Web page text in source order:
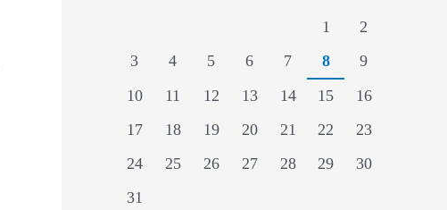
1
2
3
4 5 6 7 8
9
10
11 12 13 14 15
16
17
18 19 20 21 22
23
24
25 26 27 28 29
30
31